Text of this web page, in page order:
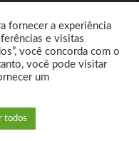
byEverestthemes
Contato
fornecer a experiência
e visitas
você concorda com o
você pode visitar
um
todos